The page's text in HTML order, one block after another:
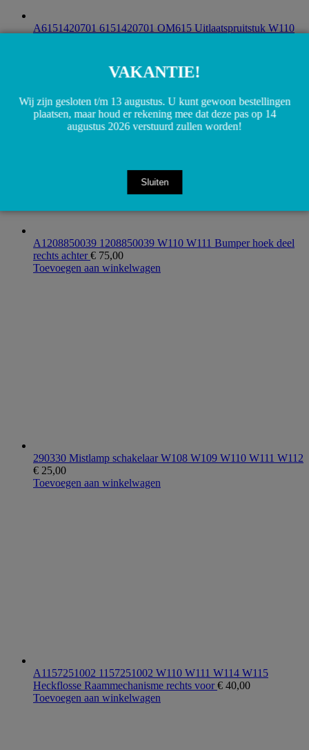
A6151420701 6151420701 OM615 Uitlaatspruitstuk W110
A1208850039 1208850039 W110 W111 Bumper hoek deel
rechts achter€ 75,00
Toevoegen aan winkelwagen
290330 Mistlamp schakelaar W108 W109 W110 W111 W112
€ 25,00
Toevoegen aan winkelwagen
A1157251002 1157251002 W110 W111 W114 W115
Heckflosse Raammechanisme rechts voor€ 40,00
Toevoegen aan winkelwagen
VAKANTIE!
Wij zijn gesloten t/m 13 augustus. U kunt gewoon bestellingen
plaatsen, maar houd er rekening mee dat deze pas op 14
augustus 2026 verstuurd zullen worden!
Sluiten